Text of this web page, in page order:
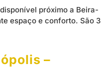
próximo a Beira-
espaço e conforto. São 3
–